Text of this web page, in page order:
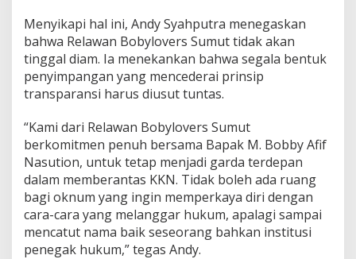
Menyikapi hal ini, Andy Syahputra menegaskan
bahwa Relawan Bobylovers Sumut tidak akan
tinggal diam. Ia menekankan bahwa segala bentuk
penyimpangan yang mencederai prinsip
transparansi harus diusut tuntas.
“Kami dari Relawan Bobylovers Sumut
berkomitmen penuh bersama Bapak M. Bobby Afif
Nasution, untuk tetap menjadi garda terdepan
dalam memberantas KKN. Tidak boleh ada ruang
bagi oknum yang ingin memperkaya diri dengan
cara-cara yang melanggar hukum, apalagi sampai
mencatut nama baik seseorang bahkan institusi
penegak hukum,” tegas Andy.